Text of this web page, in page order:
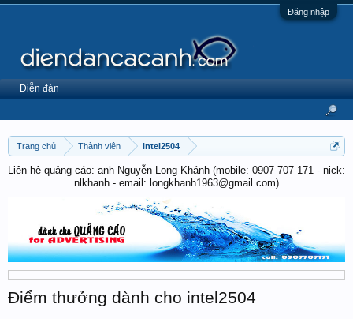
Đăng nhập
Trang chủ Thành viên intel2504
Liên hệ quảng cáo: anh Nguyễn Long Khánh (mobile: 0907 707 171 - nick:
nlkhanh - email: longkhanh1963@gmail.com)
Điểm thưởng dành cho intel2504
Diễn đàn